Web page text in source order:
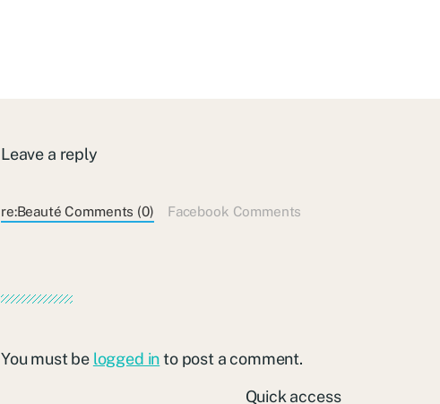
Leave a reply
re:Beauté Comments (0) Facebook Comments
You must be logged into post a comment.
Quick access